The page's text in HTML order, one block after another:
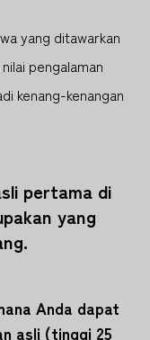
yang ditawarkan
pengalaman
kenang-kenangan
pertama di
yang
Anda dapat
asli (tinggi 25